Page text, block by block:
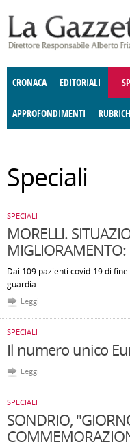
CRONACA EDITORIALI
APPROFONDIMENTI
E SPETTACOLI POLITICA
DELLE IDEE FATTI DELLO SPIRITO
Speciali
SPECIALI
MORELLI.
Dai 109 pazienti covid-19 di
guardia
Leggi
SPECIALI
Il numero unico
Leggi
SPECIALI
SONDRIO,